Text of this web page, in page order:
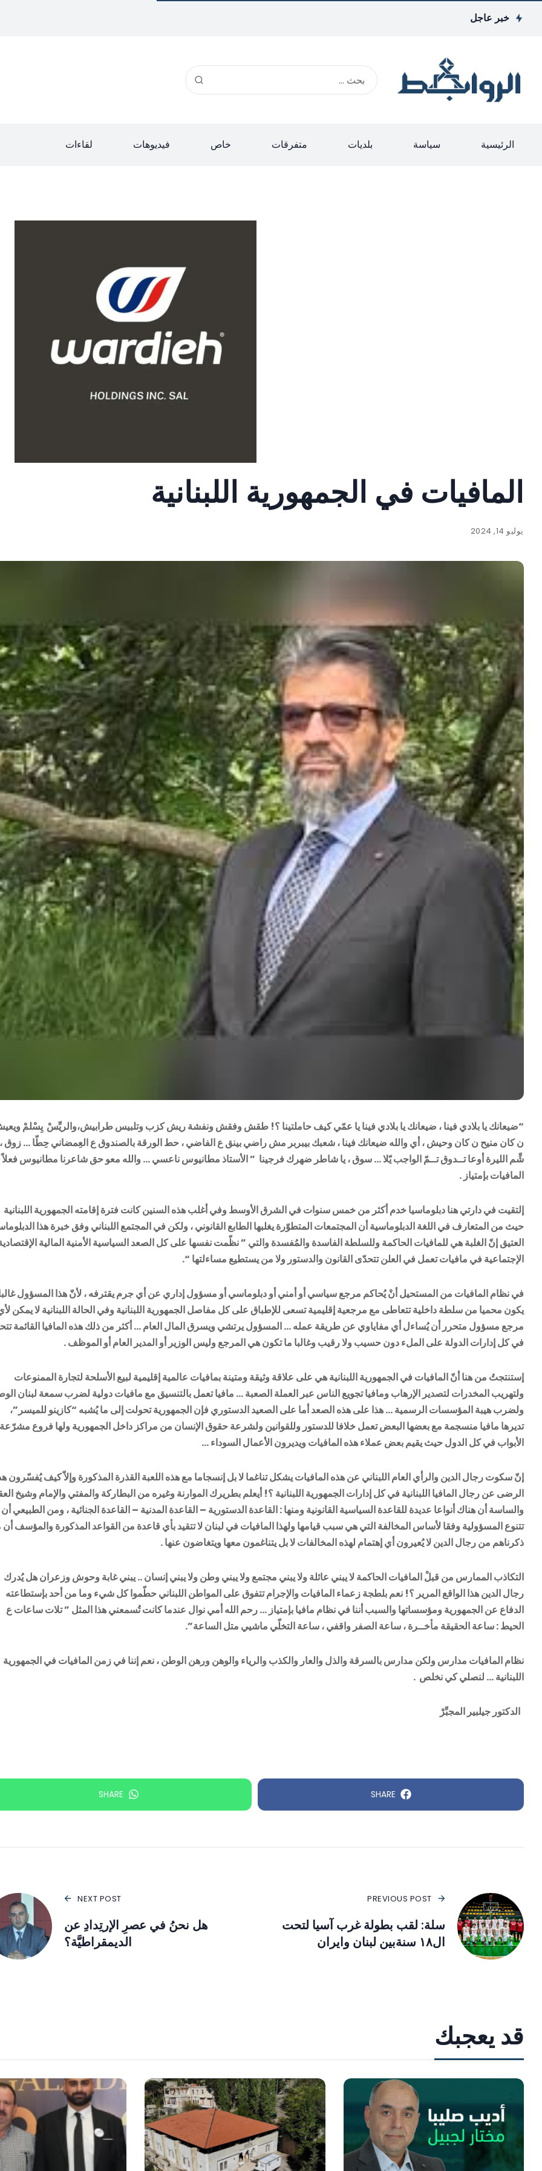
خبر عاجل
الرئيسية سياسة بلديات متفرقات خاص فيديوهات لقاءات
المافيات في الجمهورية اللبنانية
يوليو 14, 2024
“ضيعانك يا بلادي فينا ، ضيعانك يا بلادي فينا يا عمّي كيف حاملتينا ؟! طقش وفقش ونفشة ريش كزب وتلبيس طرابيش،والريِّسْ يِسْلمْ
ن كان منيح ن كان وحيش ، أي والله ضيعانك فينا ، شعبك بيبربر مش راضي بينق ع الفاضي ، حط الورقة بالصندوق ع العِمضاني حِطّا … زوق ،
شِّم الليرة أوعا تــدوق تــمّ الواجب يّلا … سوق ، يا شاطر ضهرك فرجينا ” الأستاذ مطانيوس ناعسي … والله معو حق شاعرنا مطانيوس فعلاً
المافيات بإمتياز .
إلتقيت في دارتي هنا دبلوماسيا خدم أكثر من خمس سنوات في الشرق الأوسط وفي أغلب هذه السنين كانت فترة إقامته الجمهورية اللبنانية
حيث من المتعارف في اللغة الدبلوماسية أن المجتمعات المتطوّرة يغلبها الطابع القانوني ، ولكن في المجتمع اللبناني وفق خبرة هذا
العتيق إنّ الغلبة هي للمافيات الحاكمة وللسلطة الفاسدة والمُفسدة والتي ” نظّمت نفسها على كل الصعد السياسية الأمنية المالية
الإجتماعية في مافيات تعمل في العلن تتحدّى القانون والدستور ولا من يستطيع مساءلتها “.
في نظام المافيات من المستحيل أنْ يُحاكم مرجع سياسي أو أمني أو دبلوماسي أو مسؤول إداري عن أي جرم يقترفه ، لأنّ هذا المسؤول
يكون محميا من سلطة داخلية تتعاطى مع مرجعية إقليمية تسعى للإطباق على كل مفاصل الجمهورية اللبنانية وفي الحالة اللبنانية لا يمكن
مرجع مسؤول متحرر أن يُساءل أي مفاياوي عن طريقة عمله … المسؤول يرتشي ويسرق المال العام … أكثر من ذلك هذه المافيا القائمة
في كل إدارات الدولة على الملء دون حسيب ولا رقيب وغالبا ما تكون هي المرجع وليس الوزير أو المدير العام أو الموظف .
إستنتجتُ من هنا أنّ المافيات في الجمهورية اللبنانية هي على علاقة وثيقة ومتينة بمافيات عالمية إقليمية لبيع الأسلحة لتجارة الممنوعات
ولتهريب المخدرات لتصدير الإرهاب ومافيا تجويع الناس عبر العملة الصعبة … مافيا تعمل بالتنسيق مع مافيات دولية لضرب سمعة لبنان
ولضرب هيبة المؤسسات الرسمية … هذا على هذه الصعد أما على الصعيد الدستوري فإن الجمهورية تحولت إلى ما يُشبه “كازينو للميسر”،
تديرها مافيا منسجمة مع بعضها البعض تعمل خلافا للدستور وللقوانين ولشرعة حقوق الإنسان من مراكز داخل الجمهورية ولها فروع مشرّعة
الأبواب في كل الدول حيث يقيم بعض عملاء هذه المافيات ويديرون الأعمال السوداء …
إنّ سكوت رجال الدين والرأي العام اللبناني عن هذه المافيات يشكل تناغما لا بل إنسجاما مع هذه اللعبة القذرة المذكورة وإلاّ كيف يُفسّرون
الرضى عن رجال المافيا اللبنانية في كل إدارات الجمهورية اللبنانية ؟! أيعلم بطريرك الموارنة وغيره من البطاركة والمفتي والإمام وشيخ
والساسة أن هناك أنواعا عديدة للقاعدة السياسية القانونية ومنها : القاعدة الدستورية – القاعدة المدنية – القاعدة الجنائية ، ومن الطبيعي أن
تتنوع المسؤولية وفقا لأساس المخالفة التي هي سبب قيامها ولهذا المافيات في لبنان لا تتقيد بأي قاعدة من القواعد المذكورة والمؤسف
ذكرناهم من رجال الدين لا يُعيرون أي إهتمام لهذه المخالفات لا بل يتناغمون معها ويتغاضون عنها .
التكاذب الممارس من قبلْ المافيات الحاكمة لا يبني عائلة ولا يبني مجتمع ولا يبني وطن ولا يبني إنسان .. يبني غابة وحوش وزعران هل يُدرك
رجال الدين هذا الواقع المرير ؟! نعم بلطجة زعماء المافيات والإجرام تتفوق على المواطن اللبناني حطّموا كل شيء وما من أحد بإستطاعته
الدفاع عن الجمهورية ومؤسساتها والسبب أننا في نظام مافيا بإمتياز … رحم الله أمي نوال عندما كانت تُسمعني هذا المثل ” تلات ساعات ع
الحيط : ساعة الحقيقة مأخــرة ، ساعة الصفر واقفي ، ساعة التخلّي ماشيي متل الساعة”.
نظام المافيات مدارس ولكن مدارس بالسرقة والذل والعار والكذب والرياء والوهن ورهن الوطن ، نعم إننا في زمن المافيات في الجمهورية
اللبنانية … لنصلي كي نخلص .
الدكتور جيلبير المجبِّرْ
SHARE
SHARE
PREVIOUS POST
سلة: لقب بطولة غرب آسيا لتحت
ال١٨ سنةبين لبنان وايران
NEXT POST
هل نحنُ في عصرِ الإرتِدادِ عن
الديمقراطيَّة؟
قد يعجبك